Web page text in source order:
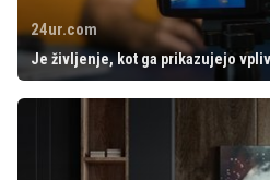
24ur.com
Je življenje, kot ga prikazujejo